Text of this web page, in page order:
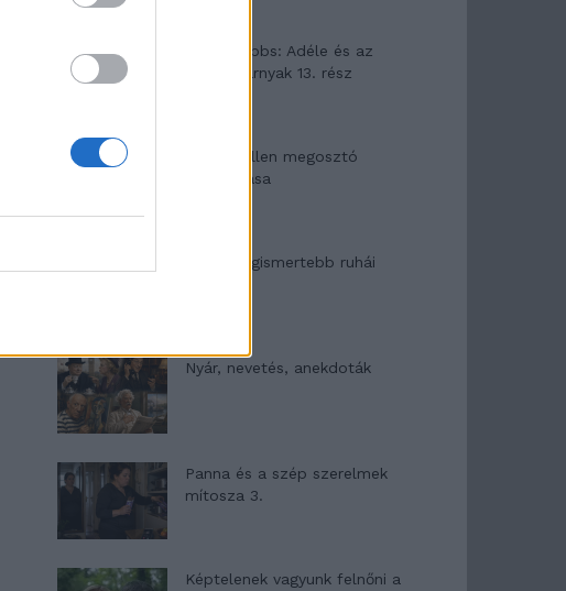
Elyna Robbs: Adéle és az
örökölt árnyak 13. rész
Woody Allen megosztó
zsenialitása
A világ legismertebb ruhái
Nyár, nevetés, anekdoták
Panna és a szép szerelmek
mítosza 3.
Képtelenek vagyunk felnőni a